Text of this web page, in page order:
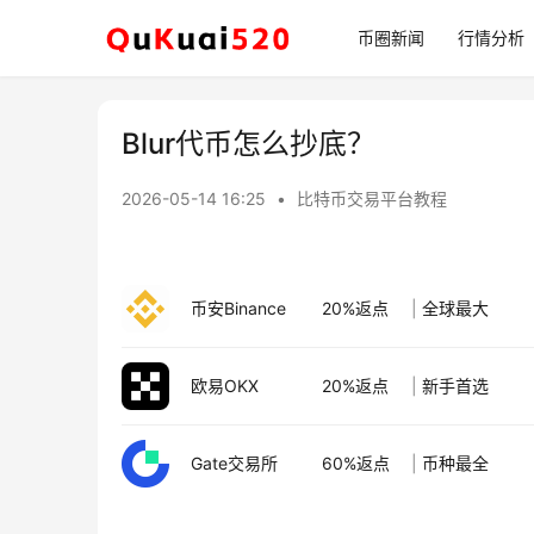
币圈新闻 行情分析
Blur代币怎么抄底？
2026-05-14 16:25 • 比特币交易平台教程
币安Binance 20%返点 全球最大
欧易OKX 20%返点 新手首选
Gate交易所 60%返点 币种最全